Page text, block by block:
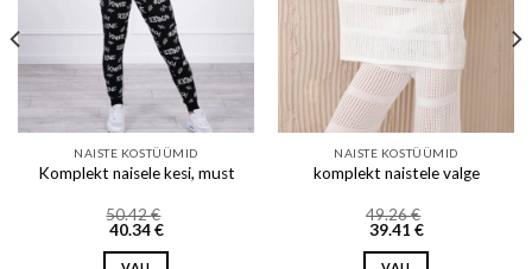
NAISTE KOSTÜÜMID
Komplekt naisele kesi, must
50.42€
40.34€
NAISTE KOSTÜÜMID
komplekt naistele valge
49.26€
39.41 €